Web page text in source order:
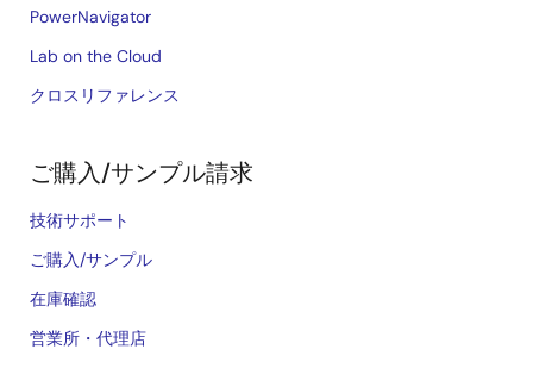
PowerNavigator
Lab on the Cloud
クロスリファレンス
ご購入/サンプル請求
技術サポート
ご購入/サンプル
在庫確認
営業所・代理店